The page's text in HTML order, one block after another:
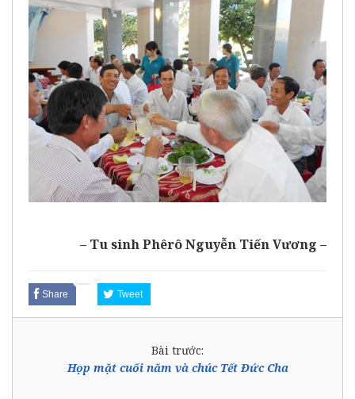
– Tu sinh Phêrô Nguyễn Tiến Vương –
Share Tweet
Bài trước:
Họp mặt cuối năm và chúc Tết Đức Cha